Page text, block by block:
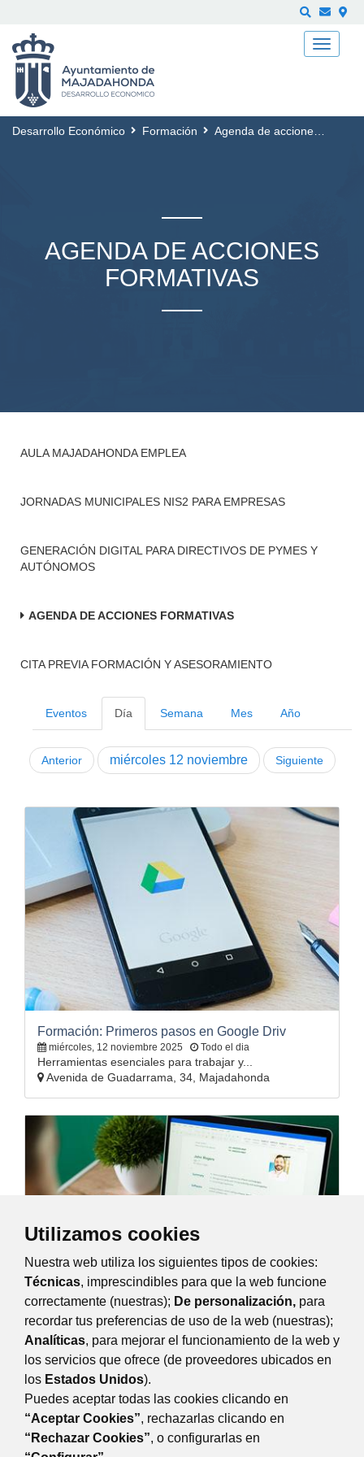
Utilizamos cookies
Nuestra web utiliza los siguientes tipos de cookies:
Técnicas, imprescindibles para que la web funcione
correctamente (nuestras); De personalización, para
recordar tus preferencias de uso de la web (nuestras);
Analíticas, para mejorar el funcionamiento de la web y
los servicios que ofrece (de proveedores ubicados en
los Estados Unidos).
Puedes aceptar todas las cookies clicando en
“Aceptar Cookies”, rechazarlas clicando en
“Rechazar Cookies”, o configurarlas en
Desarrollo Económico Formación Agenda de acciones formativas
AGENDA DE ACCIONES
FORMATIVAS
AULA MAJADAHONDA EMPLEA
JORNADAS MUNICIPALES NIS2 PARA EMPRESAS
GENERACIÓN DIGITAL PARA DIRECTIVOS DE PYMES Y
AUTÓNOMOS
AGENDA DE ACCIONES FORMATIVAS
CITA PREVIA FORMACIÓN Y ASESORAMIENTO
Eventos Día Semana Mes Año
Anterior miércoles 12 noviembre Siguiente
Formación: Primeros pasos en Google Driv
miércoles, 12 noviembre 2025 Todo el dia
Herramientas esenciales para trabajar y...
Avenida de Guadarrama, 34, Majadahonda
Formación: Cómo hacer un currículum digital
miércoles, 12 noviembre 2025 Todo el dia
Diseña tu carta de presentación para el mercado...
Avenida de Guadarrama, 34, Majadahonda